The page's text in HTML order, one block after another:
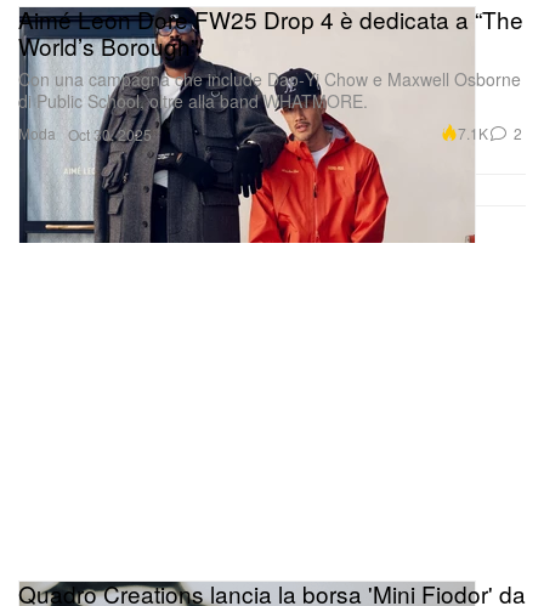
Moda
Aimé Leon Dore FW25 Drop 4 è dedicata a “The
World’s Borough”
Con una campagna che include Dao‑Yi Chow e Maxwell Osborne
di Public School, oltre alla band WHATMORE.
Oct 30, 2025 7.1K 2
Quadro Creations lancia la borsa 'Mini Fiodor' da